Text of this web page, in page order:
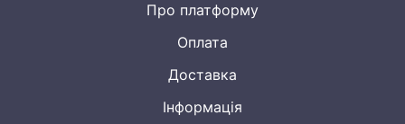
Про платформу
Оплата
Доставка
Інформація